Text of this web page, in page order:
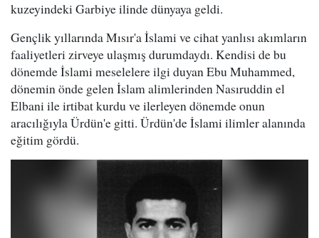
kuzeyindeki Garbiye ilinde dünyaya geldi.
Gençlik yıllarında Mısır'a İslami ve cihat yanlısı akımların
faaliyetleri zirveye ulaşmış durumdaydı. Kendisi de bu
dönemde İslami meselelere ilgi duyan Ebu Muhammed,
dönemin önde gelen İslam alimlerinden Nasıruddin el
Elbani ile irtibat kurdu ve ilerleyen dönemde onun
aracılığıyla Ürdün'e gitti. Ürdün'de İslami ilimler alanında
eğitim gördü.